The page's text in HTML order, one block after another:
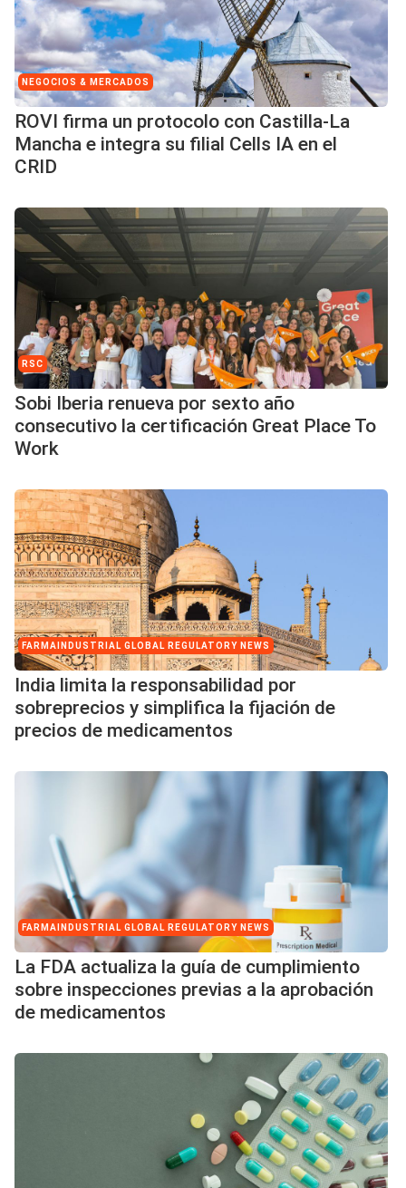
NEGOCIOS & MERCADOS
ROVI firma un protocolo con Castilla-La
Mancha e integra su filial Cells IA en el
CRID
RSC
Sobi Iberia renueva por sexto año
consecutivo la certificación Great Place To
Work
FARMAINDUSTRIAL GLOBAL REGULATORY NEWS
India limita la responsabilidad por
sobreprecios y simplifica la fijación de
precios de medicamentos
FARMAINDUSTRIAL GLOBAL REGULATORY NEWS
La FDA actualiza la guía de cumplimiento
sobre inspecciones previas a la aprobación
de medicamentos